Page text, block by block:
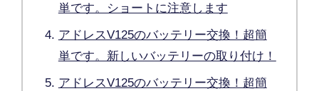
単です。ショートに注意します
アドレスV125のバッテリー交換！超簡
単です。新しいバッテリーの取り付け！
アドレスV125のバッテリー交換！超簡